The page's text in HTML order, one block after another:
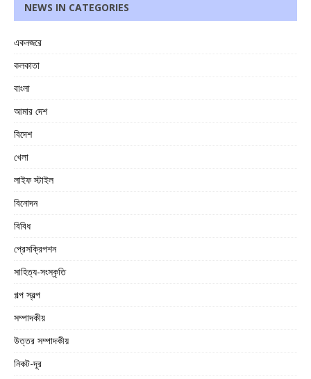
NEWS IN CATEGORIES
একনজরে
কলকাতা
বাংলা
আমার দেশ
বিদেশ
খেলা
লাইফ স্টাইল
বিনোদন
বিবিধ
প্রেসক্রিপশন
সাহিত্য-সংস্কৃতি
গল্প স্বল্প
সম্পাদকীয়
উত্তর সম্পাদকীয়
নিকট-দূর